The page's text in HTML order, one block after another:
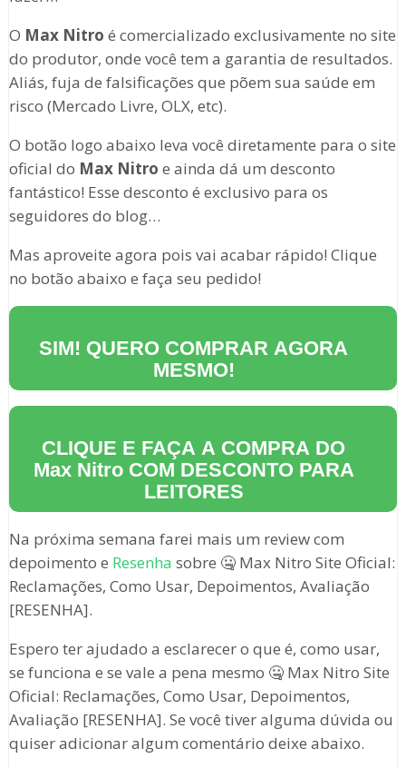
O Max Nitro é comercializado exclusivamente no site
do produtor, onde você tem a garantia de resultados.
Aliás, fuja de falsificações que põem sua saúde em
risco (Mercado Livre, OLX, etc).
O botão logo abaixo leva você diretamente para o site
oficial do Max Nitro e ainda dá um desconto
fantástico! Esse desconto é exclusivo para os
seguidores do blog…
Mas aproveite agora pois vai acabar rápido! Clique
no botão abaixo e faça seu pedido!
SIM! QUERO COMPRAR AGORA
MESMO!
CLIQUE E FAÇA A COMPRA DO
Max NitroCOM DESCONTO PARA
LEITORES
Na próxima semana farei mais um review com
depoimento e Resenha sobre 🤐 Max Nitro Site Oficial:
Reclamações, Como Usar, Depoimentos, Avaliação
[RESENHA].
Espero ter ajudado a esclarecer o que é, como usar,
se funciona e se vale a pena mesmo 🤐 Max Nitro Site
Oficial: Reclamações, Como Usar, Depoimentos,
Avaliação [RESENHA]. Se você tiver alguma dúvida ou
quiser adicionar algum comentário deixe abaixo.